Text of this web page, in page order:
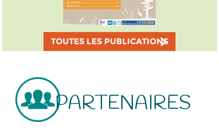
TOUTES LES PUBLICATIONS
PARTENAIRES